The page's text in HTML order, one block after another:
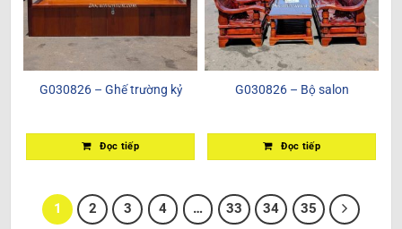
G030826 – Ghế trường kỷ
Đọc tiếp
G030826 – Bộ salon
Đọc tiếp
1 2 3 4 … 33 34 35